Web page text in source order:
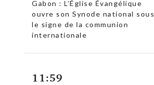
Gabon : L’Église Évangélique
ouvre son Synode national sous
le signe de la communion
internationale
11:59